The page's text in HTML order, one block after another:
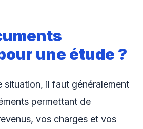
une étude ?
situation, il faut généralement
permettant de
vos charges et vos